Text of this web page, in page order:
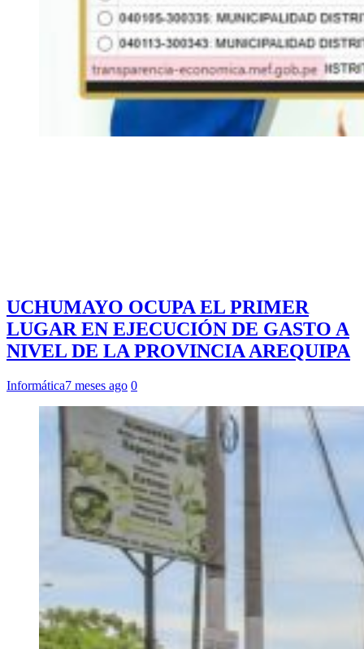
UCHUMAYO OCUPA EL PRIMER
LUGAR EN EJECUCIÓN DE GASTO A
NIVEL DE LA PROVINCIA AREQUIPA
Informática7 meses ago 0